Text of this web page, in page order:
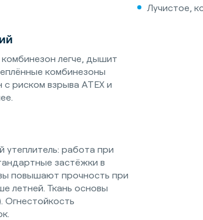
Лучистое,
легче, дышит
комбинезоны
риском взрыва ATEX и
утеплитель: работа при
застёжки в
повышают прочность при
летней. Ткань основы
Огнестойкость